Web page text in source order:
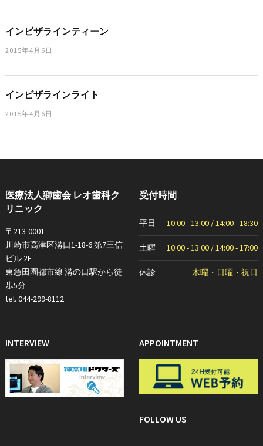
インビザラインティーン
2015年4月6日
インビザラインライト
2015年4月6日
医療法人獅歯会 レオ歯科ク
リニック
〒213-0001
川崎市高津区溝口1-18-6 第7三信
ビル 2F
東急田園都市線 溝の口駅から徒
歩5分
tel. 044-299-8112
受付時間
平日 10:00 - 13:00 / 14:00 - 18:30
土曜 10:00 - 13:00 / 14:00 - 17:00
休診 木曜・日曜・祝日
INTERVIEW APPOINTMENT
FOLLOW US